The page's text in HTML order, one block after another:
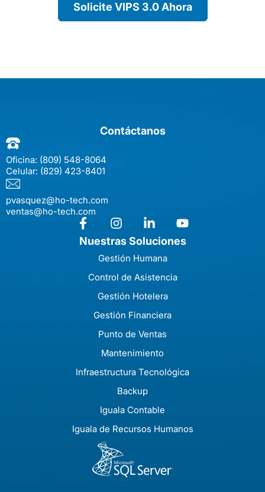
Solicite VIPS 3.0 Ahora
Contáctanos
Oficina: (809) 548-8064
Celular: (829) 423-8401
pvasquez@ho-tech.com
ventas@ho-tech.com
Nuestras Soluciones
Gestión Humana
Control de Asistencia
Gestión Hotelera
Gestión Financiera
Punto de Ventas
Mantenimiento
Infraestructura Tecnológica
Backup
Iguala Contable
Iguala de Recursos Humanos